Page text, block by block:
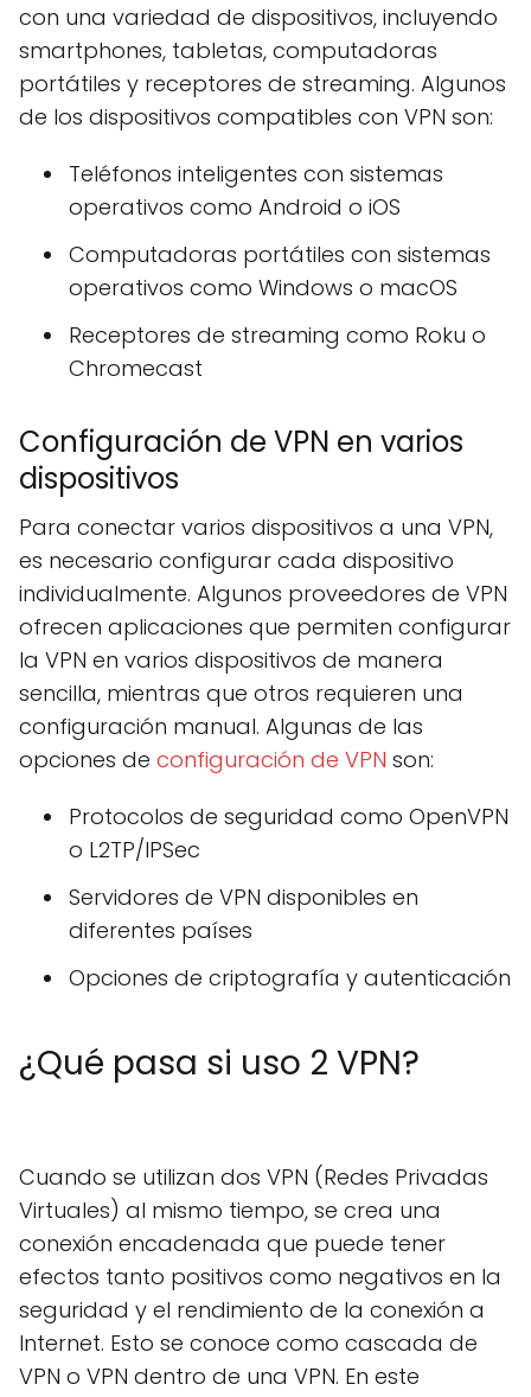
con una variedad de dispositivos, incluyendo
smartphones, tabletas, computadoras
portátiles y receptores de streaming. Algunos
de los dispositivos compatibles con VPN son:
Teléfonos inteligentes con sistemas
operativos como Android o iOS
Computadoras portátiles con sistemas
operativos como Windows o macOS
Receptores de streaming como Roku o
Chromecast
Configuración de VPN en varios
dispositivos
Para conectar varios dispositivos a una VPN,
es necesario configurar cada dispositivo
individualmente. Algunos proveedores de VPN
ofrecen aplicaciones que permiten configurar
la VPN en varios dispositivos de manera
sencilla, mientras que otros requieren una
configuración manual. Algunas de las
opciones de configuración de VPN son:
Protocolos de seguridad como OpenVPN
o L2TP/IPSec
Servidores de VPN disponibles en
diferentes países
Opciones de criptografía y autenticación
¿Qué pasa si uso 2 VPN?
Cuando se utilizan dos VPN (Redes Privadas
Virtuales) al mismo tiempo, se crea una
conexión encadenada que puede tener
efectos tanto positivos como negativos en la
seguridad y el rendimiento de la conexión a
Internet. Esto se conoce como cascada de
VPN o VPN dentro de una VPN. En este